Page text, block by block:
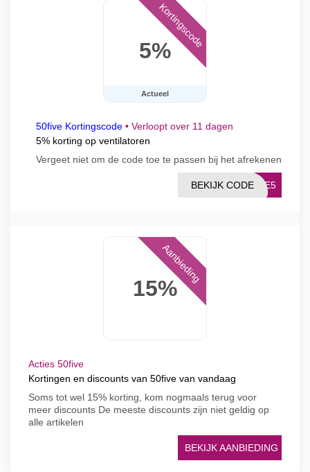
5%
Actueel
Kortingscode
50five Kortingscode • Verloopt over 11 dagen
5% korting op ventilatoren
Vergeet niet om de code toe te passen bij het afrekenen
EZE5
BEKIJK CODE
15%
Aanbieding
Acties 50five
Kortingen en discounts van 50five van vandaag
Soms tot wel 15% korting, kom nogmaals terug voor
meer discounts De meeste discounts zijn niet geldig op
alle artikelen
BEKIJK AANBIEDING